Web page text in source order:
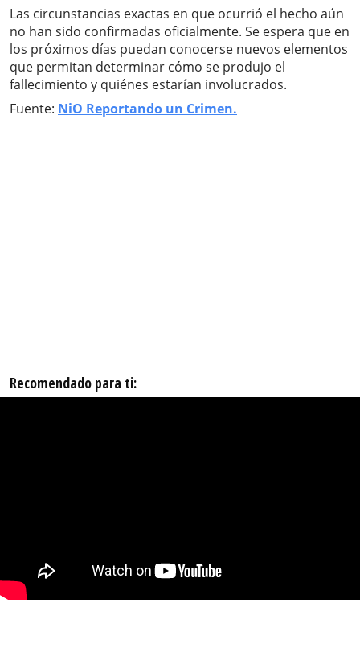
Las circunstancias exactas en que ocurrió el hecho aún
no han sido confirmadas oficialmente. Se espera que en
los próximos días puedan conocerse nuevos elementos
que permitan determinar cómo se produjo el
fallecimiento y quiénes estarían involucrados.
Fuente: NiO Reportando un Crimen.
Recomendado para ti: